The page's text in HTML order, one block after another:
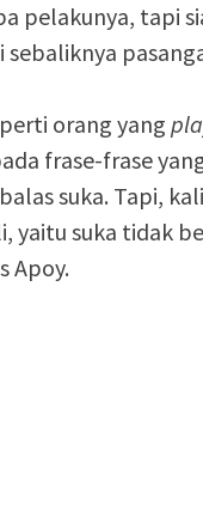
pelakunya, tapi
sebaliknya
orang yang
frase-frase
suka. Tapi,
yaitu suka tidak
Apoy.